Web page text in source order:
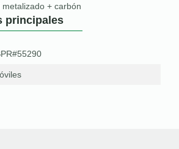
+ carbón
principales